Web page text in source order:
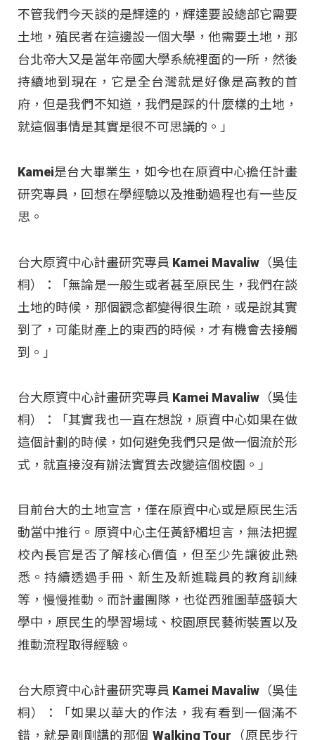
不管我們今天談的是輝達的，輝達要設總部它需要
土地，殖民者在這邊設一個大學，他需要土地，那
台北帝大又是當年帝國大學系統裡面的一所，然後
持續地到現在，它是全台灣就是好像是高教的首
府，但是我們不知道，我們是踩的什麼樣的土地，
就這個事情是其實是很不可思議的。」
Kamei是台大畢業生，如今也在原資中心擔任計畫
研究專員，回想在學經驗以及推動過程也有一些反
思。
台大原資中心計畫研究專員 Kamei Mavaliw（吳佳
桐）：「無論是一般生或者甚至原民生，我們在談
土地的時候，那個觀念都變得很生疏，或是說其實
到了，可能財產上的東西的時候，才有機會去接觸
到。」
台大原資中心計畫研究專員 Kamei Mavaliw（吳佳
桐）：「其實我也一直在想說，原資中心如果在做
這個計劃的時候，如何避免我們只是做一個流於形
式，就直接沒有辦法實質去改變這個校園。」
目前台大的土地宣言，僅在原資中心或是原民生活
動當中推行。原資中心主任黃舒楣坦言，無法把握
校內長官是否了解核心價值，但至少先讓彼此熟
悉。持續透過手冊、新生及新進職員的教育訓練
等，慢慢推動。而計畫團隊，也從西雅圖華盛頓大
學中，原民生的學習場域、校園原民藝術裝置以及
推動流程取得經驗。
台大原資中心計畫研究專員 Kamei Mavaliw（吳佳
桐）：「如果以華大的作法，我有看到一個滿不
錯，就是剛剛講的那個 Walking Tour（原民步行